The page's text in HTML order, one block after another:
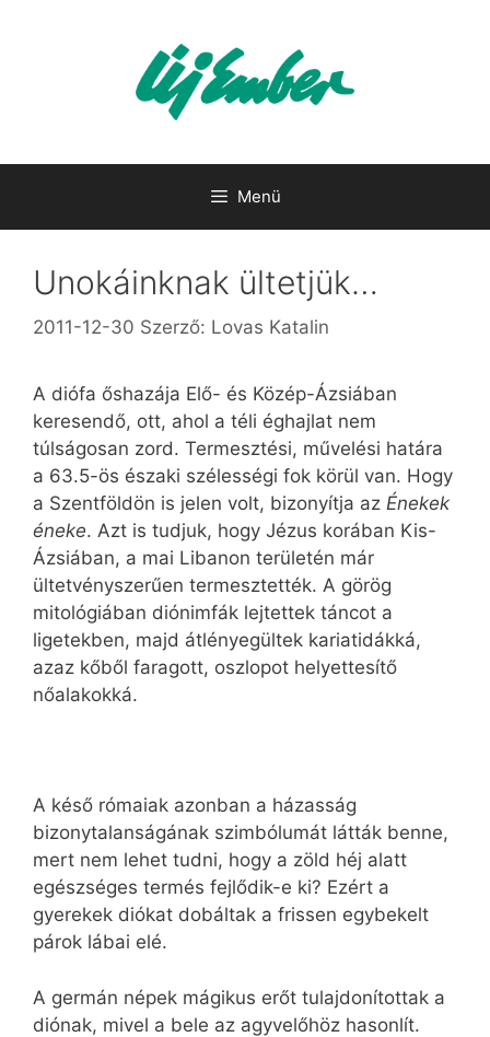
Menü
Unokáinknak ültetjük…
2011-12-30 Szerző: Lovas Katalin
A diófa őshazája Elő- és Közép-Ázsiában
keresendő, ott, ahol a téli éghajlat nem
túlságosan zord. Termesztési, művelési határa
a 63.5-ös északi szélességi fok körül van. Hogy
a Szentföldön is jelen volt, bizonyítja az Énekek
éneke. Azt is tudjuk, hogy Jézus korában Kis-
Ázsiában, a mai Libanon területén már
ültetvényszerűen termesztették. A görög
mitológiában diónimfák lejtettek táncot a
ligetekben, majd átlényegültek kariatidákká,
azaz kőből faragott, oszlopot helyettesítő
nőalakokká.
A késő rómaiak azonban a házasság
bizonytalanságának szimbólumát látták benne,
mert nem lehet tudni, hogy a zöld héj alatt
egészséges termés fejlődik-e ki? Ezért a
gyerekek diókat dobáltak a frissen egybekelt
párok lábai elé.
A germán népek mágikus erőt tulajdonítottak a
diónak, mivel a bele az agyvelőhöz hasonlít.